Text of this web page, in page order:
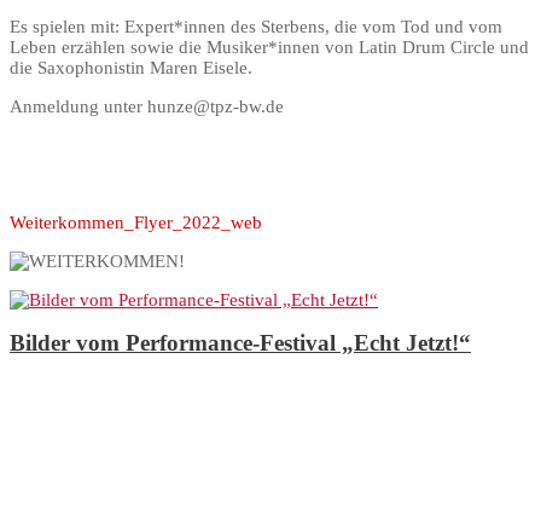
Es spielen mit: Expert*innen des Sterbens, die vom Tod und vom
Leben erzählen sowie die Musiker*innen von Latin Drum Circle und
die Saxophonistin Maren Eisele.
Anmeldung unter hunze@tpz-bw.de
Weiterkommen_Flyer_2022_web
Bilder vom Performance-Festival „Echt Jetzt!“